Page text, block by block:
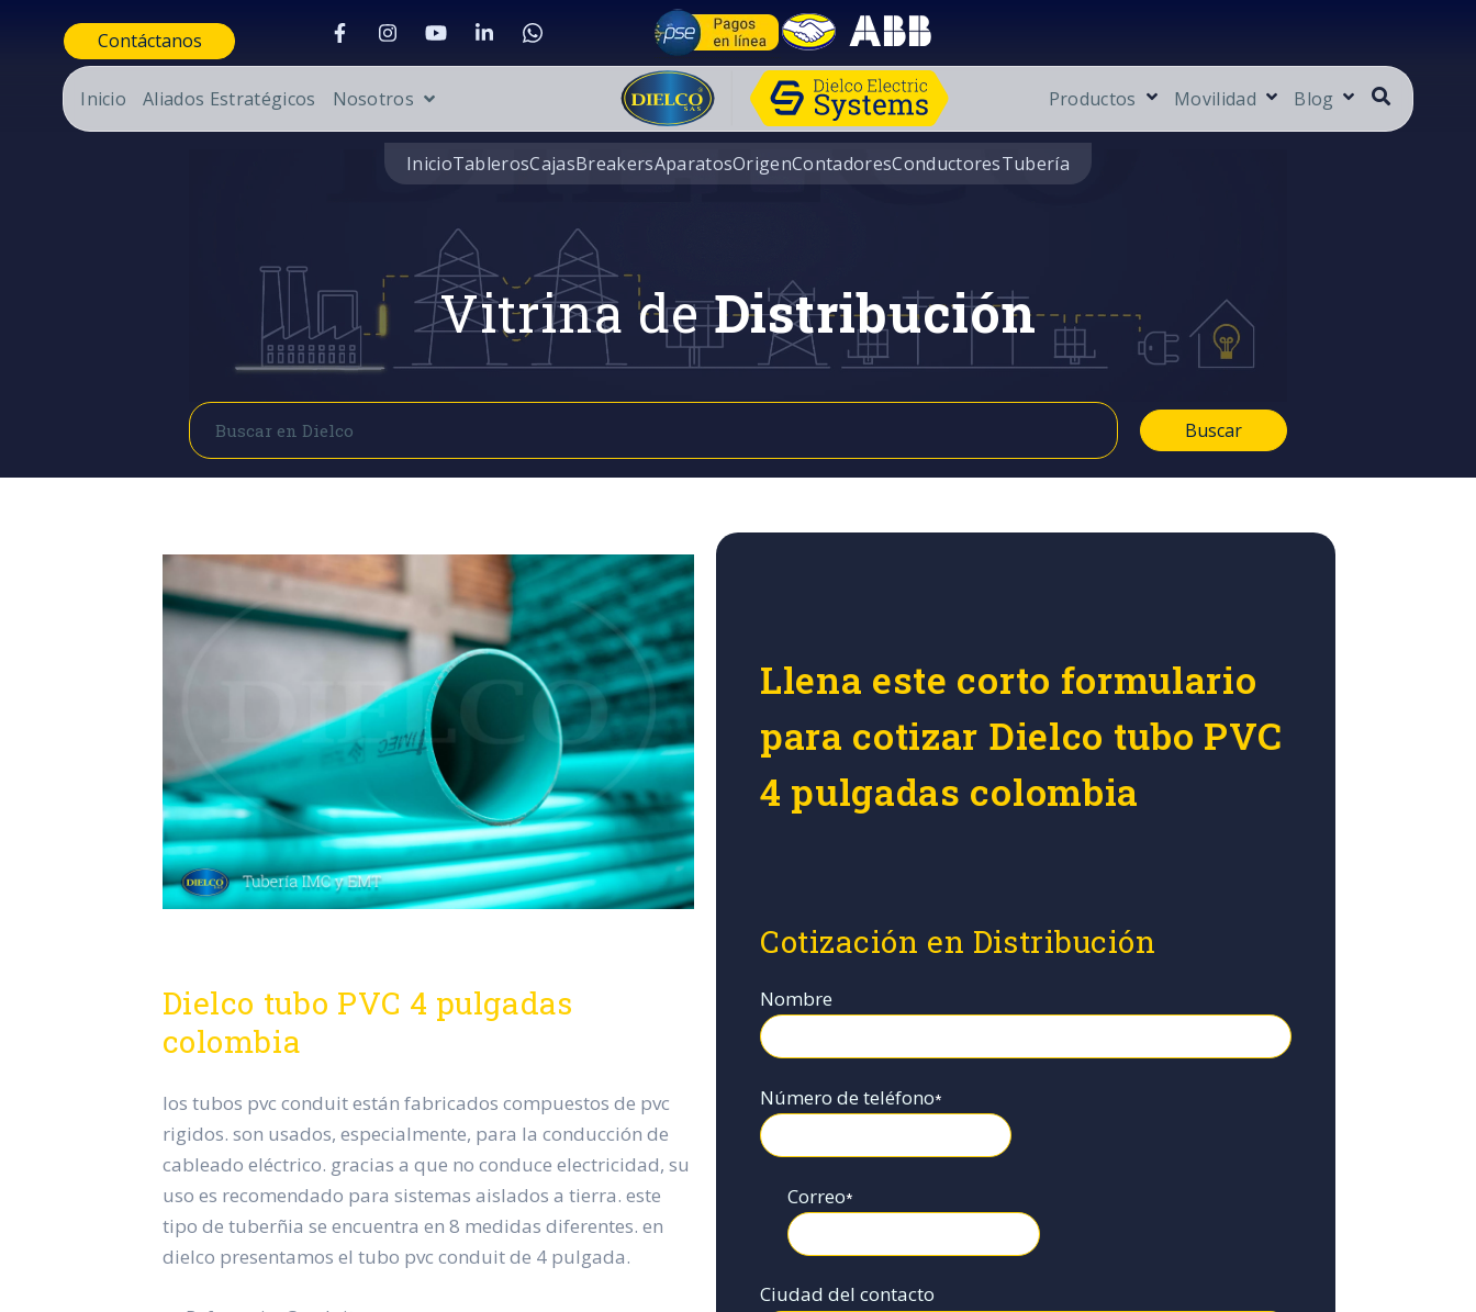
Contáctanos
Inicio Aliados Estratégicos Nosotros Productos Movilidad Blog
InicioTablerosCajasBreakersAparatosOrigenContadoresConductoresTubería
Vitrina deDistribución
Buscar
Buscar
Dielco tubo PVC 4 pulgadas
colombia
los tubos pvc conduit están fabricados compuestos de pvc
rigidos. son usados, especialmente, para la conducción de
cableado eléctrico. gracias a que no conduce electricidad, su
uso es recomendado para sistemas aislados a tierra. este
tipo de tuberñia se encuentra en 8 medidas diferentes. en
dielco presentamos el tubo pvc conduit de 4 pulgada.
Llena este corto formulario
para cotizar Dielco tubo PVC
4 pulgadas colombia
Cotización en Distribución
Nombre
Número de teléfono*
Correo*
Ciudad del contacto